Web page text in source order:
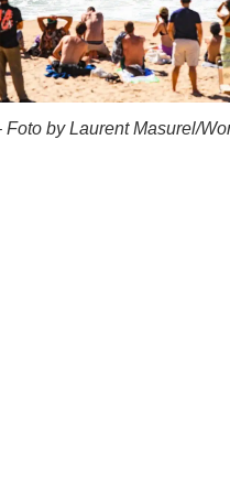
Foto by Laurent Masurel/